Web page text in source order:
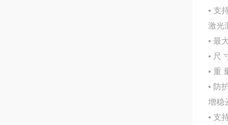
• 支
激光
• 最
• 尺
• 重
• 防
增稳
• 支